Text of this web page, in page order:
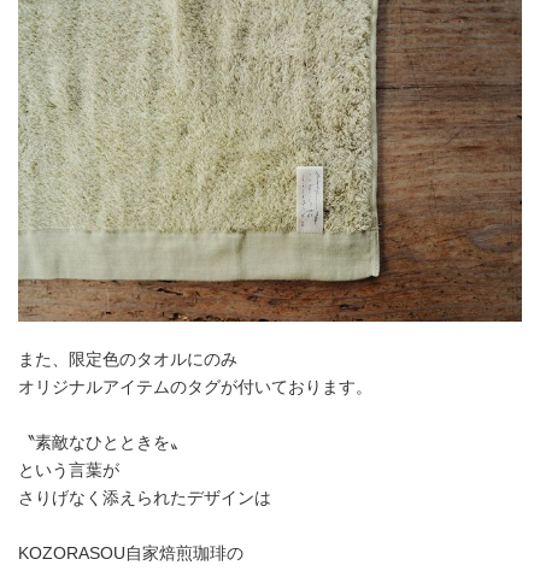
また、限定色のタオルにのみ
オリジナルアイテムのタグが付いております。
〝素敵なひとときを〟
という言葉が
さりげなく添えられたデザインは
KOZORASOU自家焙煎珈琲の